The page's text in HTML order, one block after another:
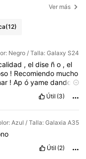
Ver más
(12)
Negro / Talla: Galaxy S24
, el dise ñ o , el
! Recomiendo mucho
!Apóyamedando
Útil (3)
Azul / Talla: Galaxia A35
Útil (2)